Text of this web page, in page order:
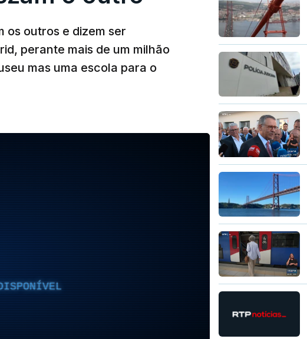
os outros e dizem ser
perante mais de um milhão
mas uma escola para o